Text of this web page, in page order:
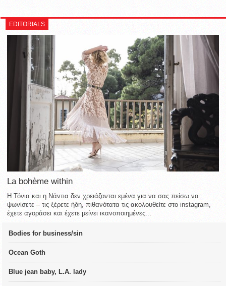
EDITORIALS
La bohème within
Η Τόνια και η Νάντια δεν χρειάζονται εμένα για να σας πείσω να
ψωνίσετε – τις ξέρετε ήδη, πιθανότατα τις ακολουθείτε στο instagram,
έχετε αγοράσει και έχετε μείνει ικανοποιημένες...
Bodies for business/sin
Ocean Goth
Blue jean baby, L.A. lady